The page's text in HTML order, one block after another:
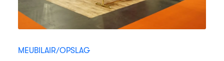
MEUBILAIR/OPSLAG